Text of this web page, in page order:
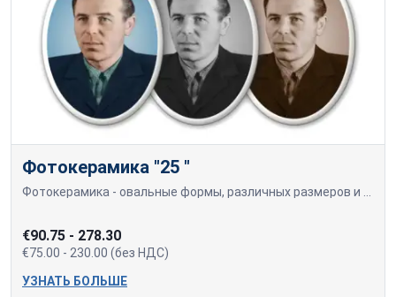
Фотокерамика "25 "
Фотокерамика - овальные формы, различных размеров и цветов.
€90.75 - 278.30
€75.00 - 230.00 (без НДС)
УЗНАТЬ БОЛЬШЕ